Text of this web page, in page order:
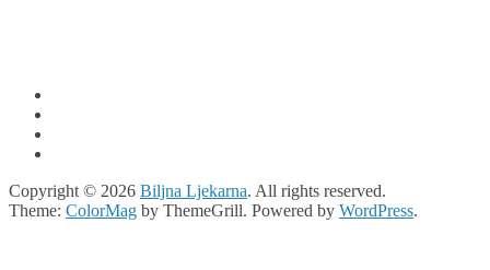
Copyright © 2026 Biljna Ljekarna. All rights reserved.
Theme: ColorMag by ThemeGrill. Powered by WordPress.